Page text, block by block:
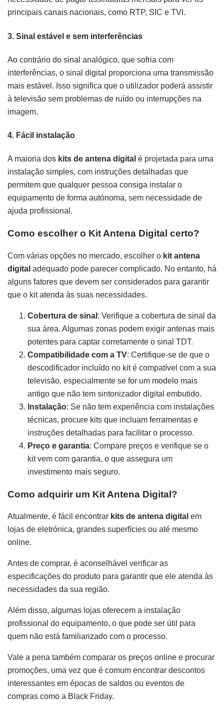
principais canais nacionais, como RTP, SIC e TVI.
3. Sinal estável e sem interferências
Ao contrário do sinal analógico, que sofria com
interferências, o sinal digital proporciona uma transmissão
mais estável. Isso significa que o utilizador poderá assistir
à televisão sem problemas de ruído ou interrupções na
imagem.
4. Fácil instalação
A maioria dos kits de antena digital é projetada para uma
instalação simples, com instruções detalhadas que
permitem que qualquer pessoa consiga instalar o
equipamento de forma autónoma, sem necessidade de
ajuda profissional.
Como escolher o Kit Antena Digital certo?
Com várias opções no mercado, escolher o kit antena
digital adequado pode parecer complicado. No entanto, há
alguns fatores que devem ser considerados para garantir
que o kit atenda às suas necessidades.
Cobertura de sinal : Verifique a cobertura de sinal da
sua área. Algumas zonas podem exigir antenas mais
potentes para captar corretamente o sinal TDT.
Compatibilidade com a TV: Certifique-se de que o
descodificador incluído no kit é compatível com a sua
televisão, especialmente se for um modelo mais
antigo que não tem sintonizador digital embutido.
Instalação: Se não tem experiência com instalações
técnicas, procure kits que incluam ferramentas e
instruções detalhadas para facilitar o processo.
Preço e garantia: Compare preços e verifique se o
kit vem com garantia, o que assegura um
investimento mais seguro.
Como adquirir um Kit Antena Digital?
Atualmente, é fácil encontrar kits de antena digital em
lojas de eletrónica, grandes superfícies ou até mesmo
online.
Antes de comprar, é aconselhável verificar as
especificações do produto para garantir que ele atenda às
necessidades da sua região.
Além disso, algumas lojas oferecem a instalação
profissional do equipamento, o que pode ser útil para
quem não está familiarizado com o processo.
Vale a pena também comparar os preços online e procurar
promoções, uma vez que é comum encontrar descontos
interessantes em épocas de saldos ou eventos de
compras como a Black Friday.